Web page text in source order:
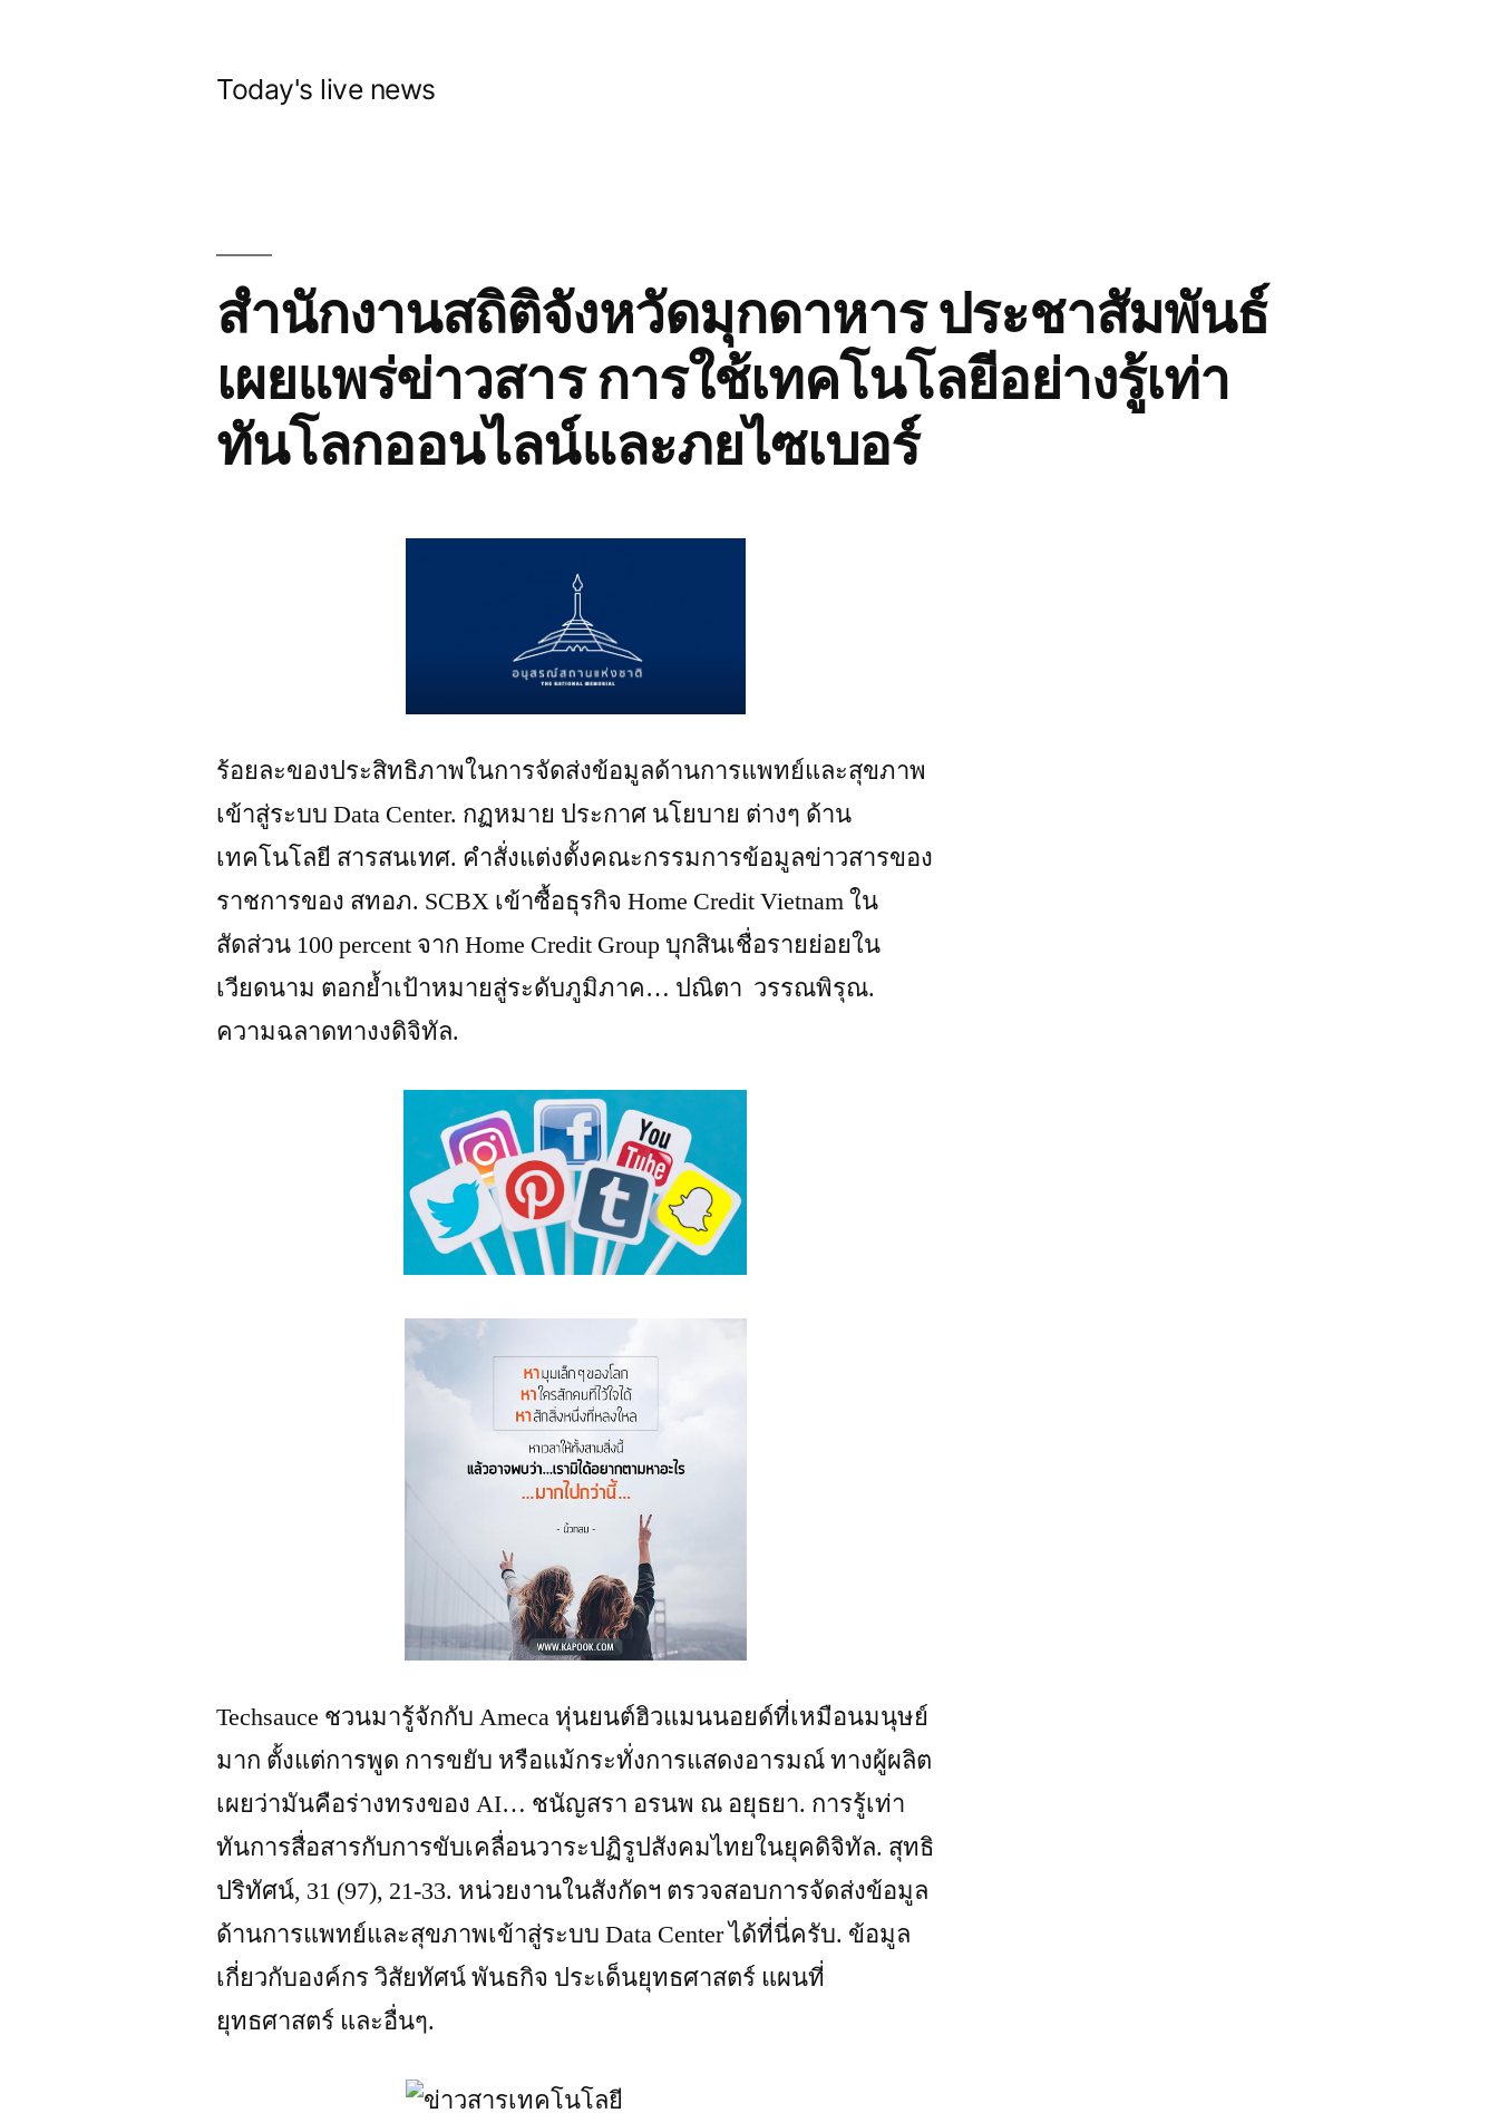
Today's live news
สำนักงานสถิติจังหวัดมุกดาหาร ประชาสัมพันธ์
เผยแพร่ข่าวสาร การใช้เทคโนโลยีอย่างรู้เท่า
ทันโลกออนไลน์และภยไซเบอร์
ร้อยละของประสิทธิภาพในการจัดส่งข้อมูลด้านการแพทย์และสุขภาพ
เข้าสู่ระบบ Data Center. กฏหมาย ประกาศ นโยบาย ต่างๆ ด้าน
เทคโนโลยี สารสนเทศ. คำสั่งแต่งตั้งคณะกรรมการข้อมูลข่าวสารของ
ราชการของ สทอภ. SCBX เข้าซื้อธุรกิจ Home Credit Vietnam ใน
สัดส่วน 100 percent จาก Home Credit Group บุกสินเชื่อรายย่อยใน
เวียดนาม ตอกย้ำเป้าหมายสู่ระดับภูมิภาค… ปณิตา วรรณพิรุณ.
ความฉลาดทางงดิจิทัล.
Techsauce ชวนมารู้จักกับ Ameca หุ่นยนต์ฮิวแมนนอยด์ที่เหมือนมนุษย์
มาก ตั้งแต่การพูด การขยับ หรือแม้กระทั่งการแสดงอารมณ์ ทางผู้ผลิต
เผยว่ามันคือร่างทรงของ AI… ชนัญสรา อรนพ ณ อยุธยา. การรู้เท่า
ทันการสื่อสารกับการขับเคลื่อนวาระปฏิรูปสังคมไทยในยุคดิจิทัล. สุทธิ
ปริทัศน์, 31 (97), 21-33. หน่วยงานในสังกัดฯ ตรวจสอบการจัดส่งข้อมูล
ด้านการแพทย์และสุขภาพเข้าสู่ระบบ Data Center ได้ที่นี่ครับ. ข้อมูล
เกี่ยวกับองค์กร วิสัยทัศน์ พันธกิจ ประเด็นยุทธศาสตร์ แผนที่
ยุทธศาสตร์ และอื่นๆ.